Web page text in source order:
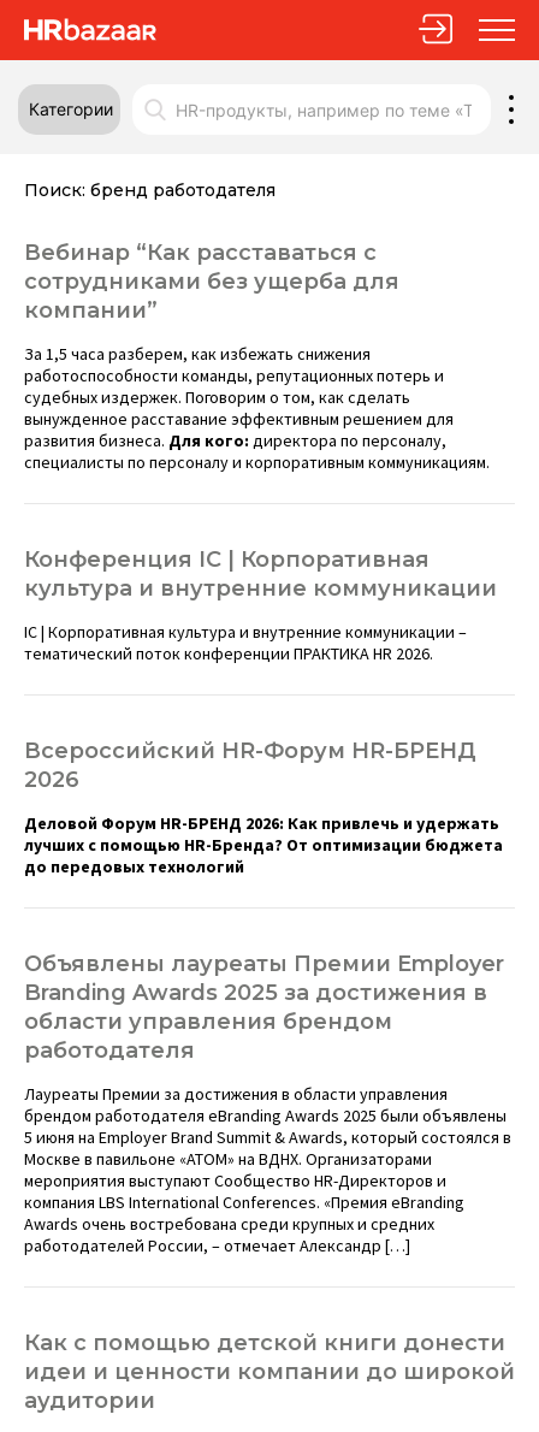
Категории
Поиск: бренд работодателя
Вебинар “Как расставаться с
сотрудниками без ущерба для
компании”
За 1,5 часа разберем, как избежать снижения
работоспособности команды, репутационных потерь и
судебных издержек. Поговорим о том, как сделать
вынужденное расставание эффективным решением для
развития бизнеса. Для кого: директора по персоналу,
специалисты по персоналу и корпоративным коммуникациям.
Конференция IC | Корпоративная
культура и внутренние коммуникации
IC | Корпоративная культура и внутренние коммуникации –
тематический поток конференции ПРАКТИКА HR 2026.
Всероссийский HR-Форум HR-БРЕНД
2026
Деловой Форум HR-БРЕНД 2026: Как привлечь и удержать
лучших с помощью HR-Бренда? От оптимизации бюджета
до передовых технологий
Объявлены лауреаты Премии Employer
Branding Awards 2025 за достижения в
области управления брендом
работодателя
­Лауреаты Премии за достижения в области управления
брендом работодателя eBranding Awards 2025 были объявлены
5 июня на Employer Brand Summit & Awards, который состоялся в
Москве в павильоне «АТОМ» на ВДНХ. Организаторами
мероприятия выступают Сообщество HR-Директоров и
компания LBS International Conferences. «Премия eBranding
Awards очень востребована среди крупных и средних
работодателей России, – отмечает Александр […]
Как с помощью детской книги донести
идеи и ценности компании до широкой
аудитории